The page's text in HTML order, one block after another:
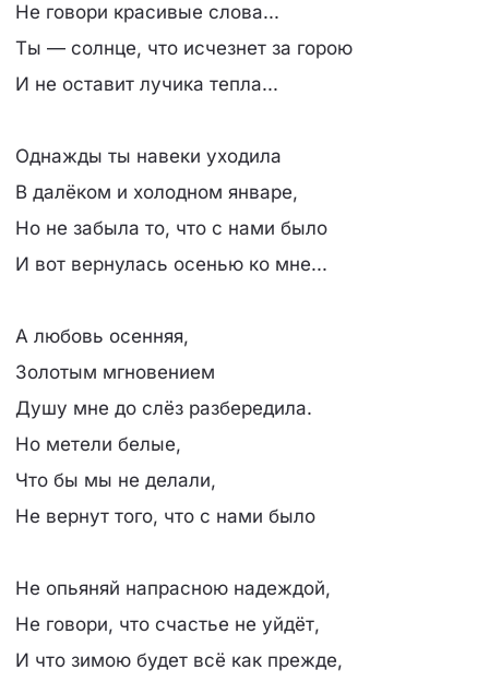
Не говори красивые слова...
Ты — солнце, что исчезнет за горою
И не оставит лучика тепла...
Однажды ты навеки уходила
В далёком и холодном январе,
Но не забыла то, что с нами было
И вот вернулась осенью ко мне...
А любовь осенняя,
Золотым мгновением
Душу мне до слёз разбередила.
Но метели белые,
Что бы мы не делали,
Не вернут того, что с нами было
Не опьяняй напрасною надеждой,
Не говори, что счастье не уйдёт,
И что зимою будет всё как прежде,